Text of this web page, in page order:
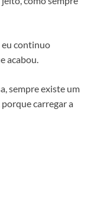
eu continuo
acabou.
sempre existe um
carregar a